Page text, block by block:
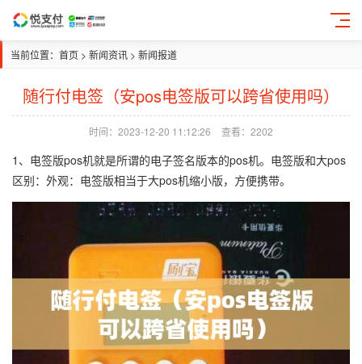
当前位置： 首页 > 新闻资讯 > 新闻报道
随行付电签（安pos电签版可以跨省使用吗）
时间：2023-12-20 11:12:26 查看：2202
1、电签版pos机就是所谓的电子签名版本的pos机。电签版和大pos
区别：外观：电签版相当于大pos机缩小版，方便携带。